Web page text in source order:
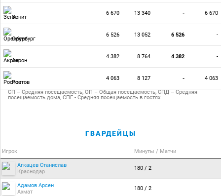
Зенит
6 670 13 340 - 6 670
Оренбург
6 526 13 052 6 526 -
Акрон
4 382 8 764 4 382 -
Ростов
4 063 8 127 - 4 063
СП – Средняя посещаемость, ОП – Общая посещаемость, СПД – Средняя
посещаемость дома, СПГ - Средняя посещаемость в гостях
ГВАРДЕЙЦЫ
Игрок Минуты / Матчи
Агкацев Станислав
Краснодар
180 / 2
Адамов Арсен
Ахмат
180 / 2